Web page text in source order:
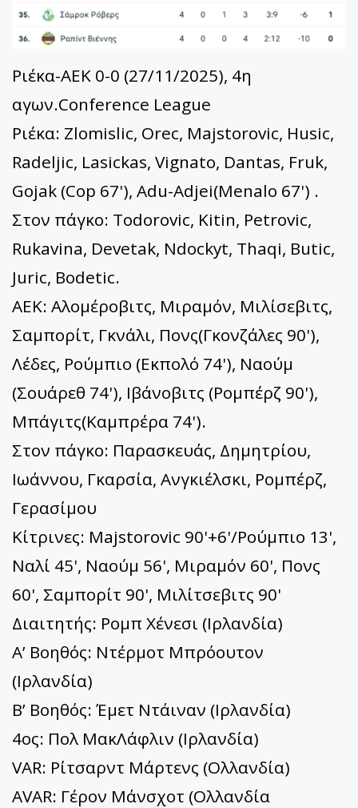
Ριέκα-ΑΕΚ 0-0 (27/11/2025), 4η
αγων.Conference League
Ριέκα: Zlomislic, Orec, Majstorovic, Husic,
Radeljic, Lasickas, Vignato, Dantas, Fruk,
Gojak (Cop 67'), Adu-Adjei(Menalo 67') .
Στον πάγκο: Todorovic, Kitin, Petrovic,
Rukavina, Devetak, Ndockyt, Thaqi, Butic,
Juric, Bodetic.
ΑΕΚ: Αλομέροβιτς, Μιραμόν, Μιλίσεβιτς,
Σαμπορίτ, Γκνάλι, Πονς(Γκονζάλες 90'),
Λέδες, Ρούμπιο (Εκπολό 74'), Ναούμ
(Σουάρεθ 74'), Ιβάνοβιτς (Ρομπέρζ 90'),
Μπάγιτς(Καμπρέρα 74').
Στον πάγκο: Παρασκευάς, Δημητρίου,
Ιωάννου, Γκαρσία, Ανγκιέλσκι, Ρομπέρζ,
Γερασίμου
Κίτρινες: Majstorovic 90'+6'/Ρούμπιο 13',
Ναλί 45', Ναούμ 56', Μιραμόν 60', Πονς
60', Σαμπορίτ 90', Μιλίτσεβιτς 90'
Διαιτητής: Ρομπ Χένεσι (Ιρλανδία)
Α’ Βοηθός: Ντέρμοτ Μπρόουτον
(Ιρλανδία)
Β’ Βοηθός: Έμετ Ντάιναν (Ιρλανδία)
4ος: Πολ ΜακΛάφλιν (Ιρλανδία)
VAR: Ρίτσαρντ Μάρτενς (Ολλανδία)
AVAR: Γέρον Μάνσχοτ (Ολλανδία